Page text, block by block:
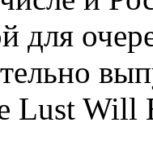
для
Lust